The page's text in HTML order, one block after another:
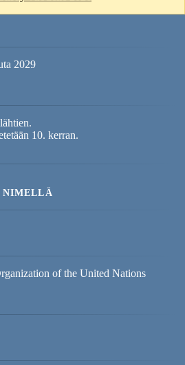
2029
10. kerran.
NIMELLÄ
of the United Nations